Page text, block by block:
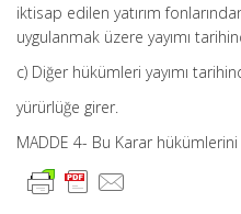
iktisap edilen yatırım
uygulanmak üzere yayımı
c) Diğer hükümleri yayımı
yürürlüğe girer.
MADDE 4- Bu Karar